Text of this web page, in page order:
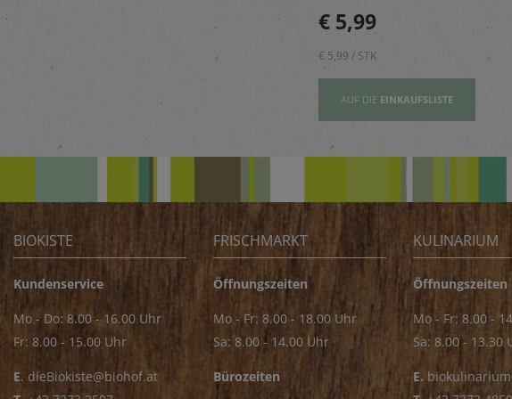
zum Verfeinern von z.B.
AUF DIE
vor.
€ 5,99
€ 5,99 / STK
AUF DIE EINKAUFSLISTE
BIOKISTE
Kundenservice
Mo - Do: 8.00 - 16.00 Uhr
Fr: 8.00 - 15.00 Uhr
E. dieBiokiste@biohof.at
FRISCHMARKT
Öffnungszeiten
Mo - Fr: 8.00 - 18.00 Uhr
Sa: 8.00 - 14.00 Uhr
Bürozeiten
KULINARIUM
Öffnungszeiten
Mo - Fr: 8.00 -
Sa: 8.00 - 13.30
E.